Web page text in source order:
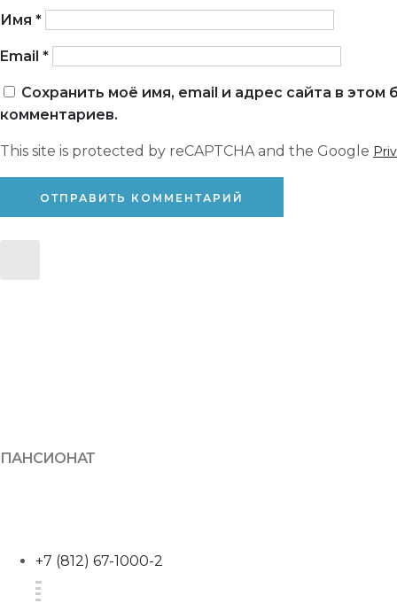
Имя *
Email *
Сохранить моё имя, email и адрес сайта в
комментариев.
This site is protected by reCAPTCHA and the Google
ПАНСИОНАТ
+7 (812) 67-1000-2